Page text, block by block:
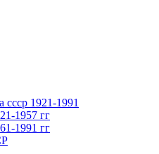
ссср 1921-1991
1957 гг
1991 гг